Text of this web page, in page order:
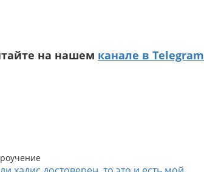
на нашем канале в Telegram